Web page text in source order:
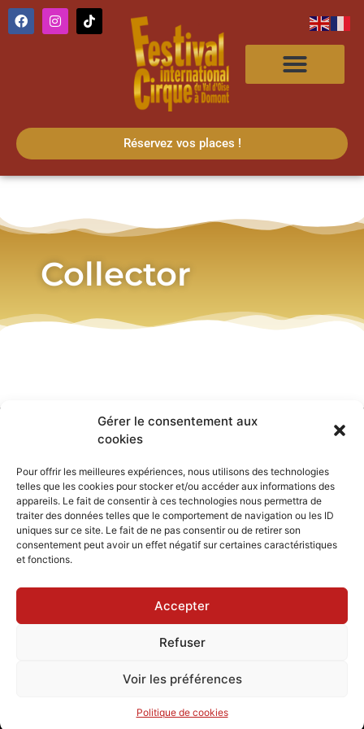
Gérer le consentement aux
cookies
Pour offrir les meilleures expériences, nous utilisons des technologies
telles que les cookies pour stocker et/ou accéder aux informations des
appareils. Le fait de consentir à ces technologies nous permettra de
traiter des données telles que le comportement de navigation ou les ID
uniques sur ce site. Le fait de ne pas consentir ou de retirer son
consentement peut avoir un effet négatif sur certaines caractéristiques
et fonctions.
Accepter
Refuser
Voir les préférences
Politique de cookies
Réservez vos places !
Collector